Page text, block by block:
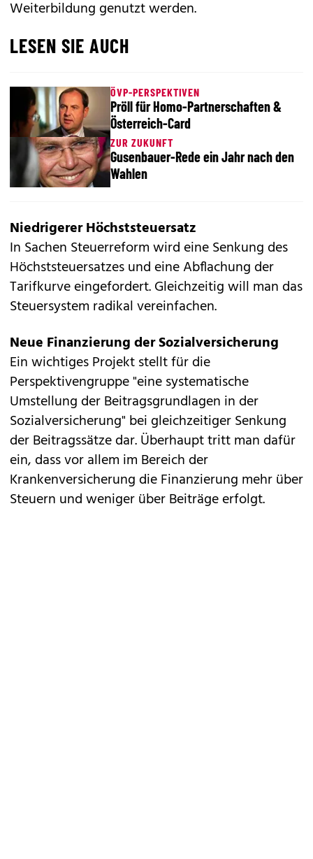
Weiterbildung genutzt werden.
LESEN SIE AUCH
ÖVP-PERSPEKTIVEN
Pröll für Homo-Partnerschaften &
Österreich-Card
ZUR ZUKUNFT
Gusenbauer-Rede ein Jahr nach den
Wahlen
Niedrigerer Höchststeuersatz
In Sachen Steuerreform wird eine Senkung des
Höchststeuersatzes und eine Abflachung der
Tarifkurve eingefordert. Gleichzeitig will man das
Steuersystem radikal vereinfachen.
Neue Finanzierung der Sozialversicherung
Ein wichtiges Projekt stellt für die
Perspektivengruppe "eine systematische
Umstellung der Beitragsgrundlagen in der
Sozialversicherung" bei gleichzeitiger Senkung
der Beitragssätze dar. Überhaupt tritt man dafür
ein, dass vor allem im Bereich der
Krankenversicherung die Finanzierung mehr über
Steuern und weniger über Beiträge erfolgt.